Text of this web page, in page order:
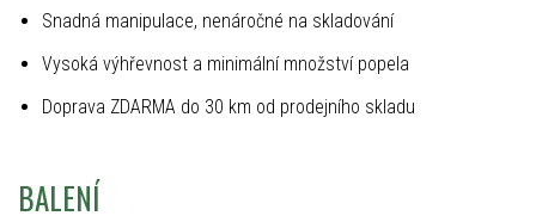
Snadná manipulace, nenáročné na skladování
Vysoká výhřevnost a minimální množství popela
Doprava ZDARMA do 30 km od prodejního skladu
BALENÍ